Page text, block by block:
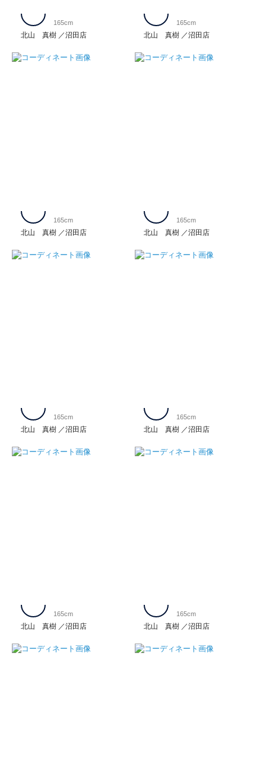
北山 真樹 沼田店
165cm
北山 真樹 沼田店
165cm
北山 真樹 沼田店
165cm
北山 真樹 沼田店
165cm
北山 真樹 沼田店
165cm
北山 真樹 沼田店
165cm
北山 真樹 沼田店
165cm
北山 真樹 沼田店
165cm